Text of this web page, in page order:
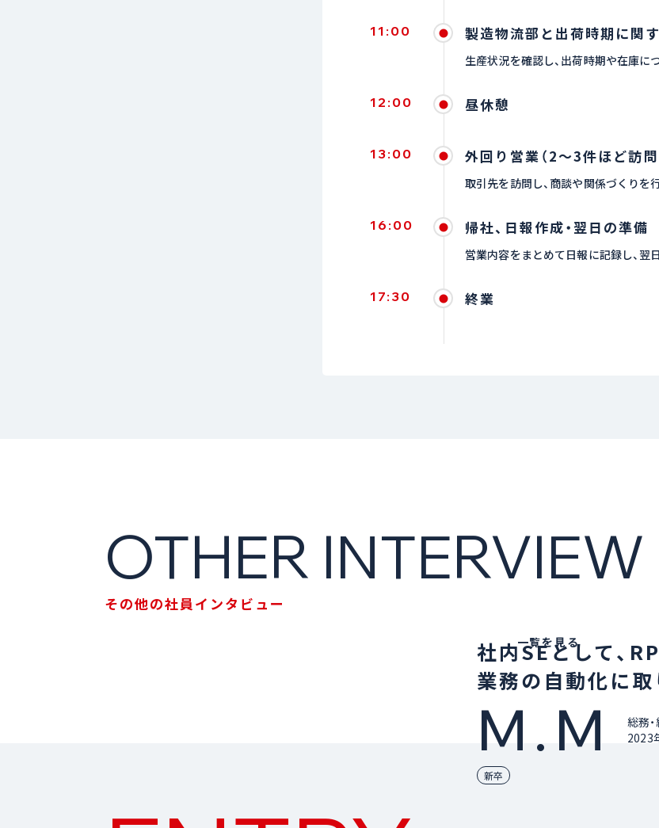
11:00 製造物流部と出荷時期に関
生産状況を確認し、出荷時期や在庫に
12:00 昼休憩
13:00 外回り営業（2〜3件ほど訪問
取引先を訪問し、商談や関係づくりを
16:00 帰社、日報作成・翌日の準備
営業内容をまとめて日報に記録し、翌
17:30 終業
OTHER INTERVIEW
その他の社員インタビュー
一覧を見る
社内SEとして、
業務の自動化に
M.M
総務
2023
新卒